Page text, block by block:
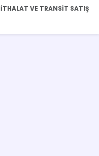
İTHALAT VE TRANSİT SATIŞ